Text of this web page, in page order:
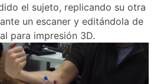
el sujeto, replicando su otra
un escaner y editándola de
para impresión 3D.